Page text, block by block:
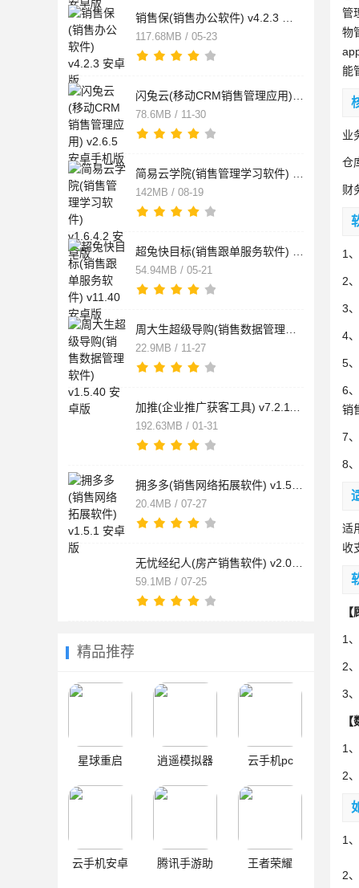
117.68MB / 05-23
78.6MB / 11-30
142MB / 08-19
54.94MB / 05-21
22.9MB / 11-27
192.63MB / 01-31
20.4MB / 07-27
59.1MB / 07-25
精品推荐
星球重启 逍遥模拟器 云手机pc
云手机安卓 腾讯手游助 王者荣耀
管
物
能
业
仓
财
1
2
3
4
5
6
销
7
8
适
收
1
2
3
1
2
1
2